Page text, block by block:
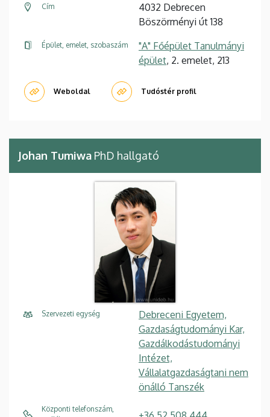
Cím
4032 Debrecen
Böszörményi út 138
Épület, emelet, szobaszám
"A" Főépület Tanulmányi
épület, 2. emelet, 213
Weboldal Tudóstér profil
Johan Tumiwa PhD hallgató
Szervezeti egység
Debreceni Egyetem,
Gazdaságtudományi Kar,
Gazdálkodástudományi
Intézet,
Vállalatgazdaságtani nem
önálló Tanszék
Központi telefonszám,